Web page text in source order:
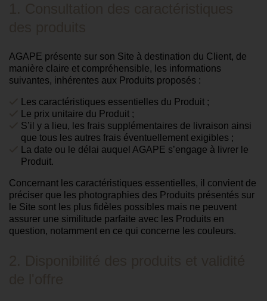
AGAPE présente sur son Site à destination du Client, de
manière claire et compréhensible, les informations
suivantes, inhérentes aux Produits proposés :
Les caractéristiques essentielles du Produit ;
Le prix unitaire du Produit ;
S’il y a lieu, les frais supplémentaires de livraison ainsi
que tous les autres frais éventuellement exigibles ;
La date ou le délai auquel AGAPE s’engage à livrer le
Produit.
Concernant les caractéristiques essentielles, il convient de
préciser que les photographies des Produits présentés sur
le Site sont les plus fidèles possibles mais ne peuvent
assurer une similitude parfaite avec les Produits en
question, notamment en ce qui concerne les couleurs.